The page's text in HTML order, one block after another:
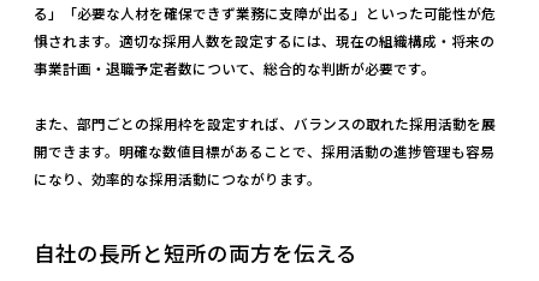
る」「必要な人材を確保できず業務に支障が出る」といった可能性が危
惧されます。適切な採用人数を設定するには、現在の組織構成・将来の
事業計画・退職予定者数について、総合的な判断が必要です。
また、部門ごとの採用枠を設定すれば、バランスの取れた採用活動を展
開できます。明確な数値目標があることで、採用活動の進捗管理も容易
になり、効率的な採用活動につながります。
自社の長所と短所の両方を伝える